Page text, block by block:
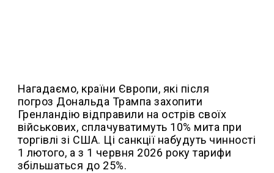
Нагадаємо, країни Європи, які після
погроз Дональда Трампа захопити
Гренландію відправили на острів своїх
військових, сплачуватимуть 10% мита при
торгівлі зі США. Ці санкції набудуть чинності
1 лютого, а з 1 червня 2026 року тарифи
збільшаться до 25%.